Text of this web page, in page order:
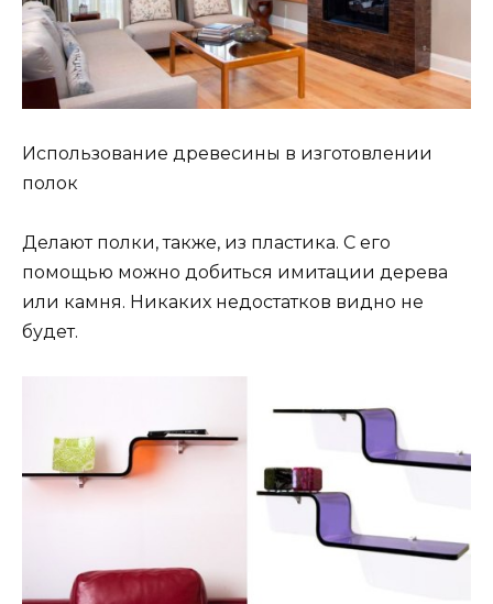
Использование древесины в изготовлении
полок
Делают полки, также, из пластика. С его
помощью можно добиться имитации дерева
или камня. Никаких недостатков видно не
будет.